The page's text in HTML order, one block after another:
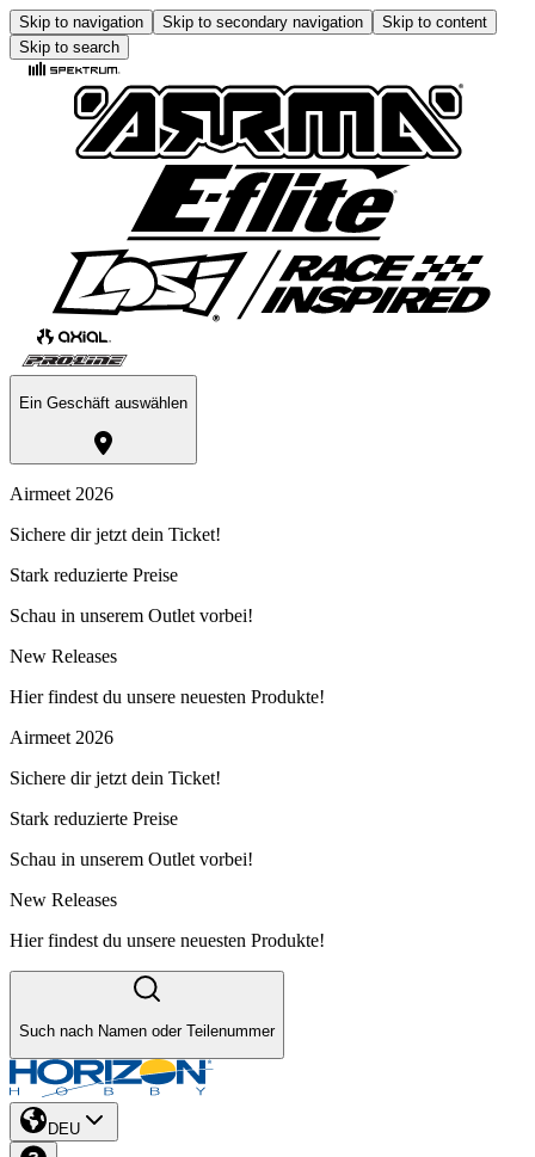
Skip to navigation Skip to secondary navigation
Skip to content
Skip to search
Ein Geschäft auswählen
Airmeet 2026
Sichere dir jetzt dein Ticket!
Stark reduzierte Preise
Schau in unserem Outlet vorbei!
New Releases
Hier findest du unsere neuesten Produkte!
Airmeet 2026
Sichere dir jetzt dein Ticket!
Stark reduzierte Preise
Schau in unserem Outlet vorbei!
New Releases
Hier findest du unsere neuesten Produkte!
Such nach Namen oder Teilenummer
DEU